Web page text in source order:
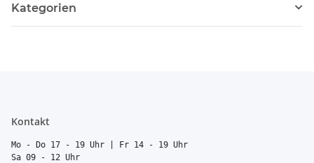
Kategorien
Kontakt
Mo - Do 17 - 19 Uhr | Fr 14 - 19 Uhr
Sa 09 - 12 Uhr